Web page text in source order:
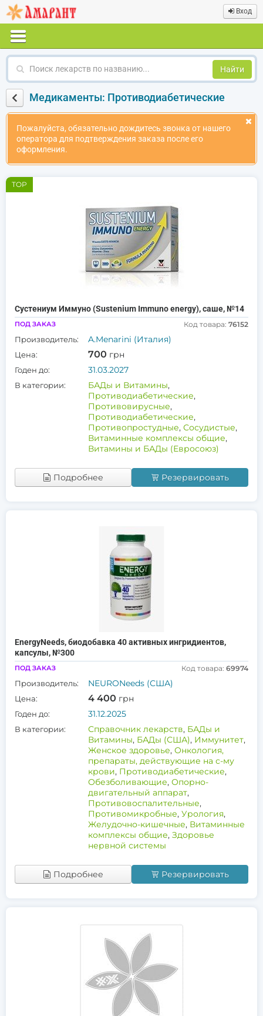
Вход
Поиск
по
названиюМедикаменты: Противодиабетические
Пожалуйста, обязательно дождитесь звонка от нашего
оператора для подтверждения заказа после его
оформления.
TOP
Сустениум Иммуно (Sustenium Immuno energy), саше, №14
ПОД ЗАКАЗ Код товара: 76152
Производитель: A.Menarini (Италия)
Цена: 700 грн
Годен до: 31.03.2027
В категории: БАДы и Витамины,
Противодиабетические,
Противовирусные,
Противодиабетические,
Противопростудные, Сосудистые,
Витаминные комплексы общие,
Витамины и БАДы (Евросоюз)
Подробнее Резервировать
EnergyNeeds, биодобавка 40 активных ингридиентов,
капсулы, №300
ПОД ЗАКАЗ Код товара: 69974
Производитель: NEURONeeds (США)
Цена: 4 400 грн
Годен до: 31.12.2025
В категории: Справочник лекарств, БАДы и
Витамины, БАДы (США), Иммунитет,
Женское здоровье, Онкология,
препараты, действующие на с-му
крови, Противодиабетические,
Обезболивающие, Опорно-
двигательный аппарат,
Противовоспалительные,
Противомикробные, Урология,
Желудочно-кишечные, Витаминные
комплексы общие, Здоровье
нервной системы
Подробнее Резервировать